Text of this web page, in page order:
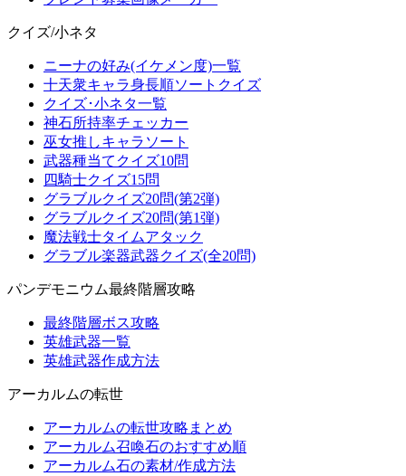
クイズ/小ネタ
ニーナの好み(イケメン度)一覧
十天衆キャラ身長順ソートクイズ
クイズ･小ネタ一覧
神石所持率チェッカー
巫女推しキャラソート
武器種当てクイズ10問
四騎士クイズ15問
グラブルクイズ20問(第2弾)
グラブルクイズ20問(第1弾)
魔法戦士タイムアタック
グラブル楽器武器クイズ(全20問)
パンデモニウム最終階層攻略
最終階層ボス攻略
英雄武器一覧
英雄武器作成方法
アーカルムの転世
アーカルムの転世攻略まとめ
アーカルム召喚石のおすすめ順
アーカルム石の素材/作成方法